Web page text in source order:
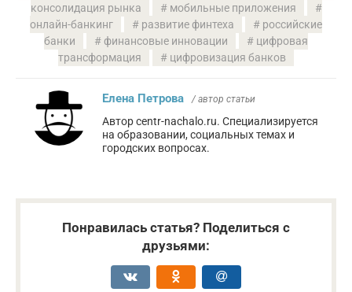
консолидация рынка
мобильные приложения
онлайн-банкинг
развитие финтеха
российские
банки
финансовые инновации
цифровая
трансформация
цифровизация банков
Елена Петрова / автор статьи
Автор centr-nachalo.ru. Специализируется
на образовании, социальных темах и
городских вопросах.
Понравилась статья? Поделиться с
друзьями: